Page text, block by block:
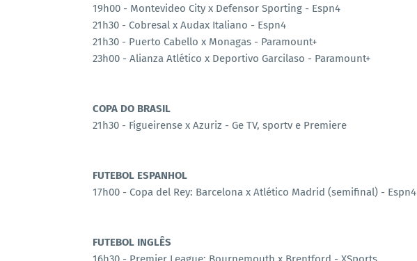
19h00 - Montevideo City x Defensor Sporting - Espn4
21h30 - Cobresal x Audax Italiano - Espn4
21h30 - Puerto Cabello x Monagas - Paramount+
23h00 - Alianza Atlético x Deportivo Garcilaso - Paramount+
COPA DO BRASIL
21h30 - Figueirense x Azuriz - Ge TV, sportv e Premiere
FUTEBOL ESPANHOL
17h00 - Copa del Rey: Barcelona x Atlético Madrid (semifinal) - Espn4
FUTEBOL INGLÊS